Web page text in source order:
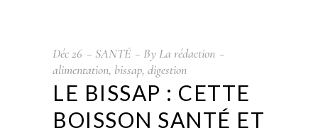
Déc26 SANTÉ By La rédaction
alimentation, bissap, digestion
LE BISSAP : CETTE
BOISSON SANTÉ ET